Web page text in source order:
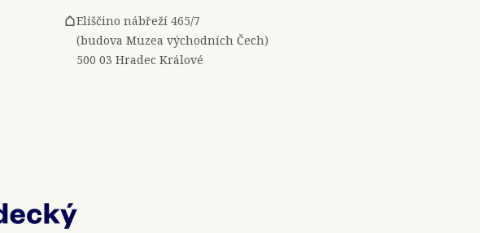
Eliščino nábřeží 465/7
(budova Muzea východních Čech)
500 03 Hradec Králové